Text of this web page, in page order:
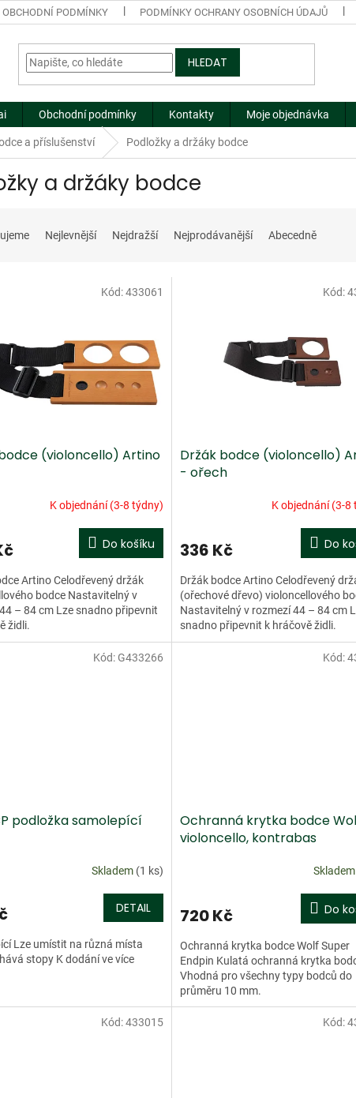
OBCHODNÍ PODMÍNKY PODMÍNKY OCHRANY OSOBNÍCH ÚDAJŮ
HLEDAT
Obchodní podmínky Kontakty Moje objednávka
a příslušenství Podložky a držáky bodce
a držáky bodce
Nejlevnější Nejdražší Nejprodávanější Abecedně
(violoncello) Artino
K objednání (3-8 týdny)
Do košíku
Artino Celodřevený držák
bodce Nastavitelný v
– 84 cm Lze snadno připevnit
židli.
Kód:433061
Držák bodce (violoncello)
- ořech
K objednání (3-8
336 Kč Do
Držák bodce Artino Celodřevený
(ořechové dřevo) violoncellového
Nastavitelný v rozmezí 44 – 84 cm
snadno připevnit k hráčově židli.
Kód:
podložka samolepící
Skladem (1 ks)
DETAIL
Lze umístit na různá místa
stopy K dodání ve více
Kód: G433266
Ochranná krytka bodce
violoncello, kontrabas
Skladem
720 Kč Do
Ochranná krytka bodce Wolf Super
Endpin Kulatá ochranná krytka
Vhodná pro všechny typy bodců do
průměru 10 mm.
Kód:
Kód:433015 Kód: